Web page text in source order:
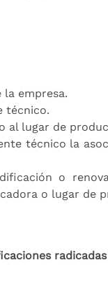
la empresa.
técnico.
al lugar de
técnico la
o
o lugar de